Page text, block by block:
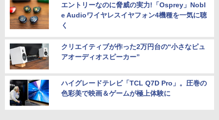
エントリーなのに脅威の実力!「Osprey」Nobl
e Audioワイヤレスイヤフォン4機種を一気に聴
く
クリエイティブが作った2万円台の“小さなピュ
アオーディオスピーカー”
ハイグレードテレビ「TCL Q7D Pro」。圧巻の
色彩美で映画＆ゲームが極上体験に